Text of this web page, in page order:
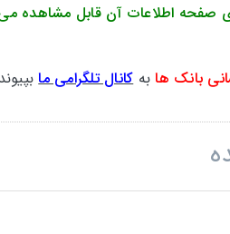
اطلاعات آن قابل مشاهده
بانک ها بهکانال تلگرامی ما